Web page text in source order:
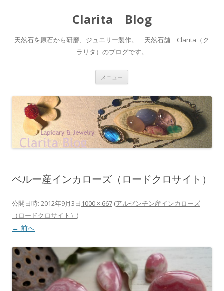
Clarita Blog
天然石を原石から研磨、ジュエリー製作。 天然石舗 Clarita（ク
ラリタ）のブログです。
メニュー
ン
ツ
へ
ス
キ
ッ
プ
ペルー産インカローズ（ロードクロサイト）
公開日時: 2012年9月3日 1000 × 667 (アルゼンチン産インカローズ
（ロードクロサイト） )
← 前へ